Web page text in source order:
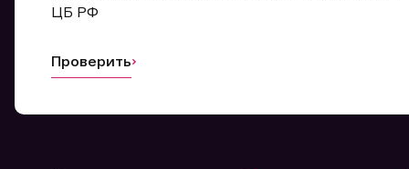
ЦБ РФ
Проверить